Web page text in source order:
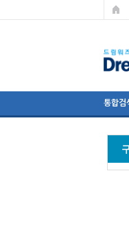
통합검